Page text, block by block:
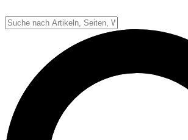
Punkte & Scoring
Strafen & Fouls
Schiedsrichter
Football Lexikon